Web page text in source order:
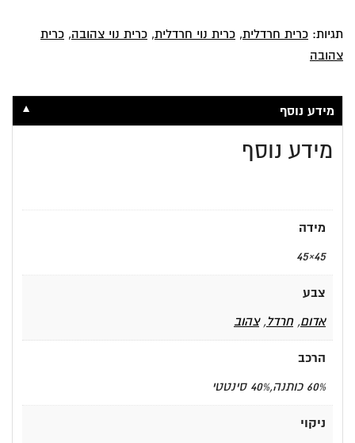
תגיות: כרית חרדלית, כרית נוי חרדלית, כרית נוי צהובה, כרית
צהובה
מידע נוסף ▼
מידע נוסף
מידה
45×45
צבע
אדום,חרדל,צהוב
הרכב
60% כותנה,40% סינטטי
ניקוי